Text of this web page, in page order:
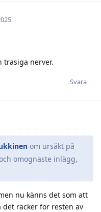
trasiga nerver.
Svara
om ursäkt på
omognaste inlägg,
nu känns det som att
räcker för resten av